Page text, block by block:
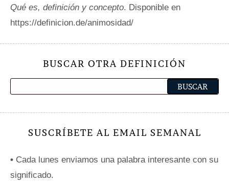
Qué es, definición y concepto. Disponible en
https://definicion.de/animosidad/
BUSCAR OTRA DEFINICIÓN
SUSCRÍBETE AL EMAIL SEMANAL
• Cada lunes enviamos una palabra interesante con su
significado.